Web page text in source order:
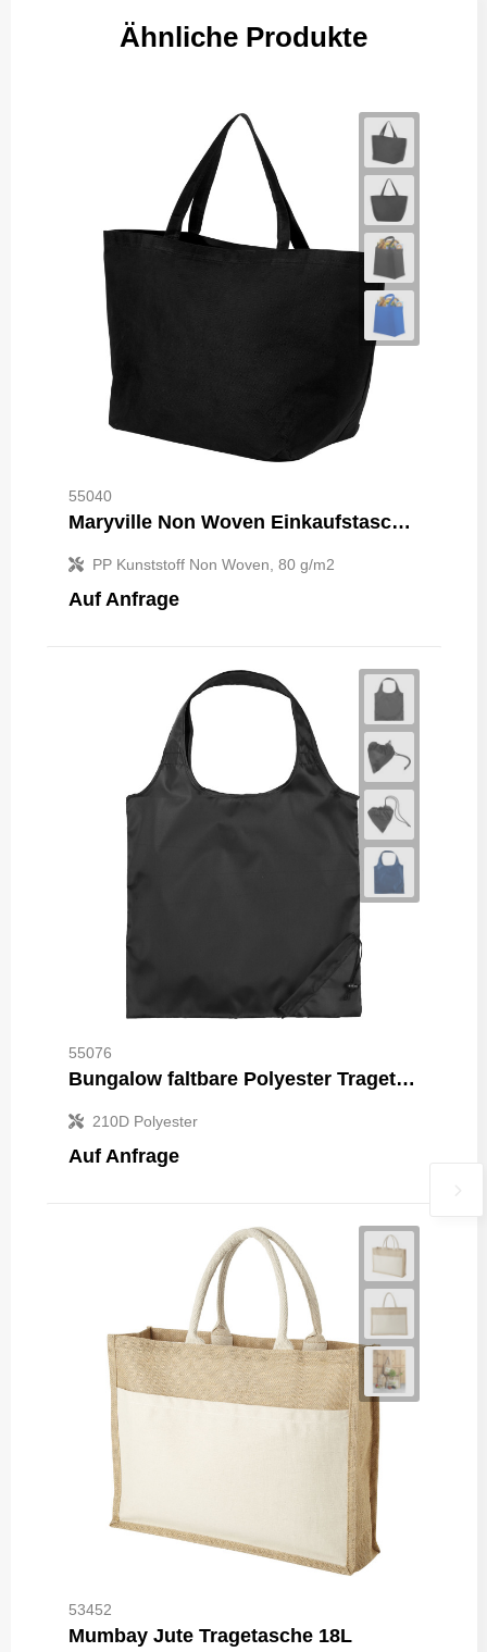
Ähnliche Produkte
55040
Maryville Non Woven Einkaufstasche 28L
PP Kunststoff Non Woven, 80 g/m2
Auf Anfrage
55076
Bungalow faltbare Polyester Tragetasche 7L
210D Polyester
Auf Anfrage
53452
Mumbay Jute Tragetasche 18L